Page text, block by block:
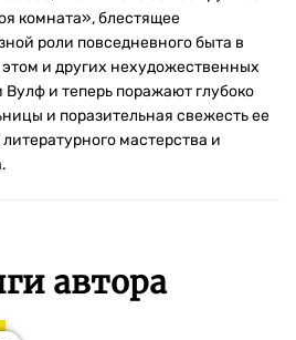
комната», блестящее
роли повседневного быта в
и других нехудожественных
и теперь поражают глубоко
и поразительная свежесть ее
мастерства и
автора